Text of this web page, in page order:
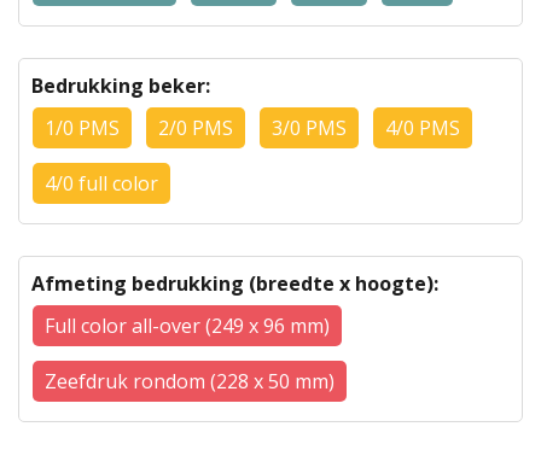
Bedrukking beker:
1/0 PMS
2/0 PMS 3/0 PMS 4/0 PMS
4/0 full color
Afmeting bedrukking (breedte x hoogte):
Full color all-over (249 x 96 mm)
Zeefdruk rondom (228 x 50 mm)